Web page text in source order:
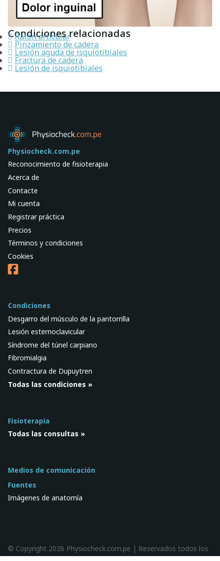
Condiciones relacionadas
Ratón articular
Pinzamiento de cadera
Lesión aguda de isquiotibiales
Fractura de cadera
Lesión de isquiotibiales
Physiocheck.com.pe
Reconocimiento de fisioterapia
Acerca de
Contacte
Mi cuenta
Registrar práctica
Precios
Términos y condiciones
Cookies
Condiciones
Desgarro del músculo de la pantorrilla
Lesión esternoclavicular
Síndrome del túnel carpiano
Fibromialgia
Contractura de Dupuytren
Todas las condiciones »
Fisioterapia
Todas las consultas »
Medios de comunicación
Fuentes
Imágenes de anatomía
© Copyright 2026 Physiocheck.com.pe | Reservados todos los